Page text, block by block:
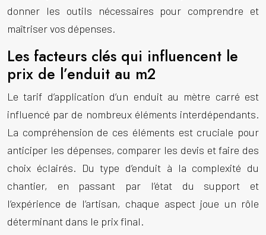
donner les outils nécessaires pour comprendre et
maîtriser vos dépenses.
Les facteurs clés qui influencent le
prix de l’enduit au m2
Le tarif d’application d’un enduit au mètre carré est
influencé par de nombreux éléments interdépendants.
La compréhension de ces éléments est cruciale pour
anticiper les dépenses, comparer les devis et faire des
choix éclairés. Du type d’enduit à la complexité du
chantier, en passant par l’état du support et
l’expérience de l’artisan, chaque aspect joue un rôle
déterminant dans le prix final.